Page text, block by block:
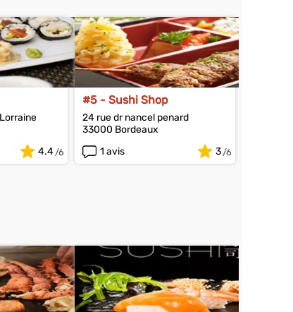
4.4
#5 - Sushi Shop
24 rue dr nancel penard
33000 Bordeaux
1 avis
3